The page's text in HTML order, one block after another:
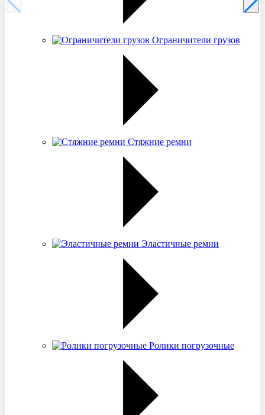
Ограничители грузов
Стяжние ремни
Эластичные ремни
Ролики погрузочные